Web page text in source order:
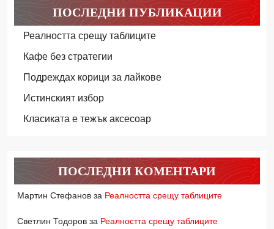
ПОСЛЕДНИ ПУБЛИКАЦИИ
Реалността срещу таблиците
Кафе без стратегии
Подреждах корици за лайкове
Истинският избор
Класиката е тежък аксесоар
ПОСЛЕДНИ КОМЕНТАРИ
Мартин Стефанов за Реалността срещу таблиците
Светлин Тодоров за Реалността срещу таблиците